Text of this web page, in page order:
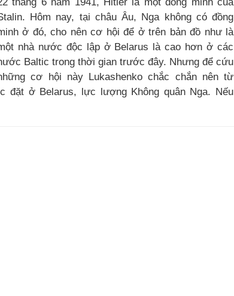
Hôm nay, tại châu Âu, Nga không có đồng
ở đó, cho nên cơ hội để ở trên bản đồ như là
nhà nước độc lập ở Belarus là cao hơn ở các
Baltic trong thời gian trước đây. Nhưng để cứu
cơ hội này Lukashenko chắc chắn nên từ
đặt ở Belarus, lực lượng Không quân Nga. Nếu